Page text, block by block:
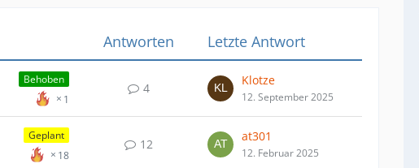
Antworten Letzte Antwort
Behoben
1
4
Klotze
12. September 2025
Geplant
18
12
at301
12. Februar 2025